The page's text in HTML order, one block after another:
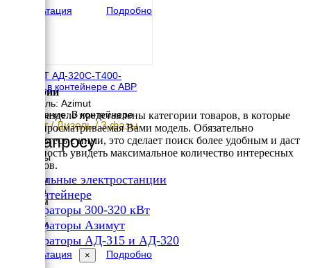
Консультация
Подробно
АЗИМУТ АД-320С-Т400-
2РНМ11в контейнере с АВР
Двигатель: Azimut
Исполнение: В контейнере
320 кВт / Дизель / 3 фазы
По запросу
Размеры
5050 мм
Ширина
2240 мм
2500 мм
Консультация
Подробно
Категории
В этом разделе представлены категории товаров, в которые
входит просматриваемая Вами модель. Обязательно
ознакомьтесь с ними, это сделает поиск более удобным и даст
возможность увидеть максимальное количество интересных
вариантов.
Дизельные электростанции
В контейнере
Генераторы 300-320 кВт
Генераторы Азимут
Генераторы АД-315 и АД-320
×